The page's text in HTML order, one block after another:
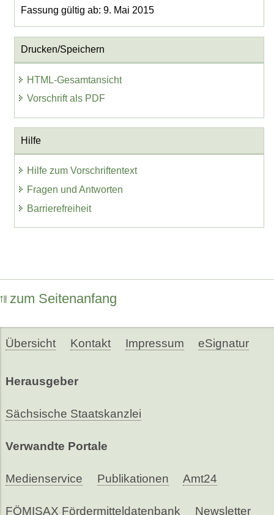
Fassung gültig ab: 9. Mai 2015
Drucken/Speichern
HTML-Gesamtansicht
Vorschrift als PDF
Hilfe
Hilfe zum Vorschriftentext
Fragen und Antworten
Barrierefreiheit
zum Seitenanfang
Übersicht Kontakt Impressum eSignatur
Herausgeber
Sächsische Staatskanzlei
Verwandte Portale
Medienservice Publikationen Amt24
FÖMISAX Fördermitteldatenbank Newsletter